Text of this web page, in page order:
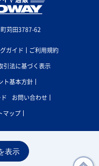
苅田3787-62
ガイド
ご利用規約
引法に基づく表示
ト基本方針
お問い合わせ
マップ
表示